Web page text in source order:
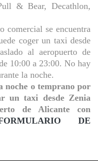
& Bear, Decathlon,
se encuentra
coger un taxi desde
al aeropuerto de
10:00 a 23:00. No hay
la noche.
noche o temprano por
un taxi desde Zenia
de Alicante con
DE